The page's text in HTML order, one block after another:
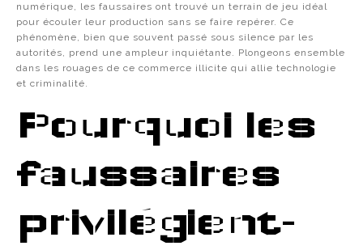
numérique, les faussaires ont trouvé un terrain de jeu idéal
pour écouler leur production sans se faire repérer. Ce
phénomène, bien que souvent passé sous silence par les
autorités, prend une ampleur inquiétante. Plongeons ensemble
dans les rouages de ce commerce illicite qui allie technologie
et criminalité.
Pourquoi les
faussaires
privilégient-